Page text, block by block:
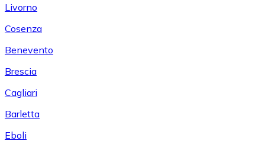
Livorno
Cosenza
Benevento
Brescia
Cagliari
Barletta
Eboli